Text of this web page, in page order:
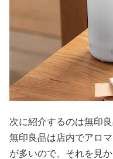
次に紹介するのは無印
無印良品は店内でアロ
が多いので、それを見